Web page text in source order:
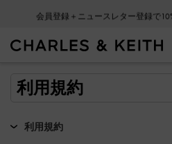
会員登録＋ニュースレター登録で
利用規約